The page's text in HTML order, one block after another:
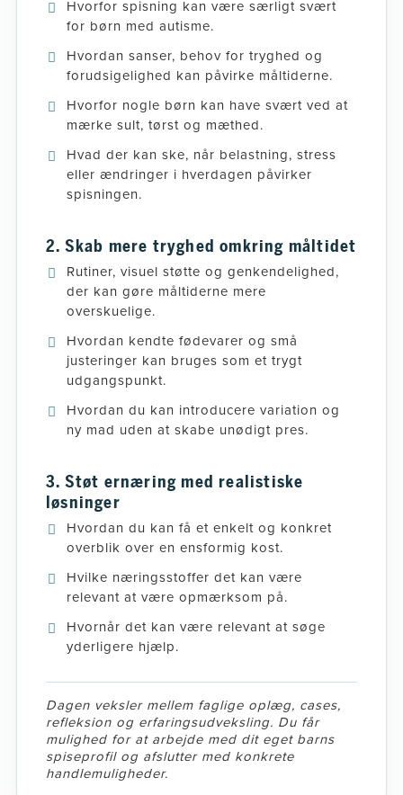
Hvorfor spisning kan være særligt svært
for børn med autisme.
Hvordan sanser, behov for tryghed og
forudsigelighed kan påvirke måltiderne.
Hvorfor nogle børn kan have svært ved at
mærke sult, tørst og mæthed.
Hvad der kan ske, når belastning, stress
eller ændringer i hverdagen påvirker
spisningen.
2. Skab mere tryghed omkring måltidet
Rutiner, visuel støtte og genkendelighed,
der kan gøre måltiderne mere
overskuelige.
Hvordan kendte fødevarer og små
justeringer kan bruges som et trygt
udgangspunkt.
Hvordan du kan introducere variation og
ny mad uden at skabe unødigt pres.
3. Støt ernæring med realistiske
løsninger
Hvordan du kan få et enkelt og konkret
overblik over en ensformig kost.
Hvilke næringsstoffer det kan være
relevant at være opmærksom på.
Hvornår det kan være relevant at søge
yderligere hjælp.
Dagen veksler mellem faglige oplæg, cases,
refleksion og erfaringsudveksling. Du får
mulighed for at arbejde med dit eget barns
spiseprofil og afslutter med konkrete
handlemuligheder.